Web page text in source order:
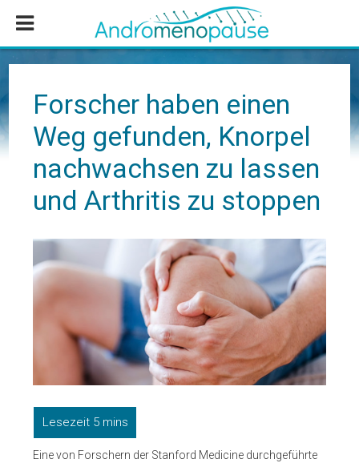
Inhalt
springen
Seitenspalte
springen
Fußzeile
springen
Forscher haben einen
Weg gefunden, Knorpel
nachwachsen zu lassen
und Arthritis zu stoppen
Eine von Forschern der Stanford Medicine durchgeführte